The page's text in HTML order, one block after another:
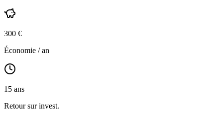
300 €
Économie / an
15 ans
Retour sur invest.